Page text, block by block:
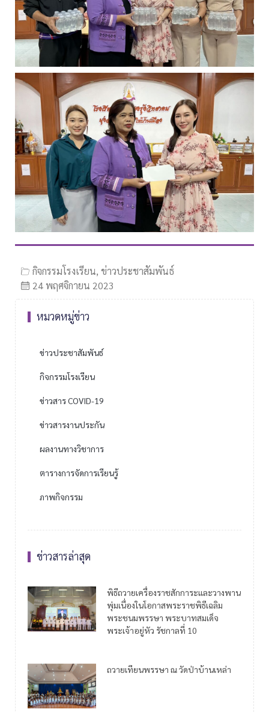
กิจกรรมโรงเรียน, ข่าวประชาสัมพันธ์
24 พฤศจิกายน 2023
หมวดหมู่ข่าว
ข่าวประชาสัมพันธ์
กิจกรรมโรงเรียน
ข่าวสาร COVID-19
ข่าวสารงานประกัน
ผลงานทางวิชาการ
ตารางการจัดการเรียนรู้
ภาพกิจกรรม
ข่าวสารล่าสุด
พิธีถวายเครื่องราชสักการะและวางพาน
พุ่มเนื่องในโอกาสพระราชพิธีเฉลิม
พระชนมพรรษา พระบาทสมเด็จ
พระเจ้าอยู่หัว รัชกาลที่ 10
ถวายเทียนพรรษา ณ วัดป่าบ้านเหล่า